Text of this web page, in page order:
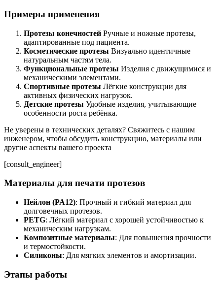
Примеры применения
Протезы конечностей Ручные и ножные протезы,
адаптированные под пациента.
Косметические протезы Визуально идентичные
натуральным частям тела.
Функциональные протезы Изделия с движущимися и
механическими элементами.
Спортивные протезы Лёгкие конструкции для
активных физических нагрузок.
Детские протезы Удобные изделия, учитывающие
особенности роста ребёнка.
Не уверены в технических деталях? Свяжитесь с нашим
инженером, чтобы обсудить конструкцию, материалы или
другие аспекты вашего проекта
[consult_engineer]
Материалы для печати протезов
Нейлон (PA12): Прочный и гибкий материал для
долговечных протезов.
PETG: Лёгкий материал с хорошей устойчивостью к
механическим нагрузкам.
Композитные материалы: Для повышения прочности
и термостойкости.
Силиконы: Для мягких элементов и амортизации.
Этапы работы